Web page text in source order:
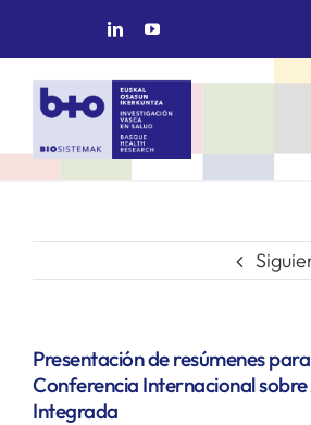
INICIO
GRUPOS DE INVESTIGACIÓN
Presentación de resúmenes para
Conferencia Internacional sobre
Integrada